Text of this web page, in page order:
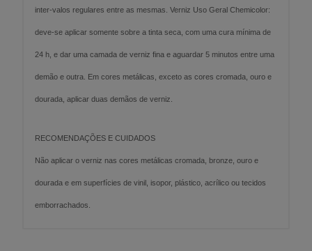
inter-valos regulares entre as mesmas. Verniz Uso Geral Chemicolor:
deve-se aplicar somente sobre a tinta seca, com uma cura mínima de
24 h, e dar uma camada de verniz fina e aguardar 5 minutos entre uma
demão e outra. Em cores metálicas, exceto as cores cromada, ouro e
dourada, aplicar duas demãos de verniz.
RECOMENDAÇÕES E CUIDADOS
Não aplicar o verniz nas cores metálicas cromada, bronze, ouro e
dourada e em superfícies de vinil, isopor, plástico, acrílico ou tecidos
emborrachados.